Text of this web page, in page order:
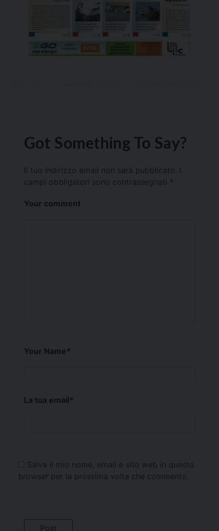
Got Something To Say?
Il tuo indirizzo email non sarà pubblicato.
campi obbligatori sono contrassegnati *
Your comment
Your Name*
La tua email*
Salva il mio nome, email e sito web in questo
browser per la prossima volta che commento.